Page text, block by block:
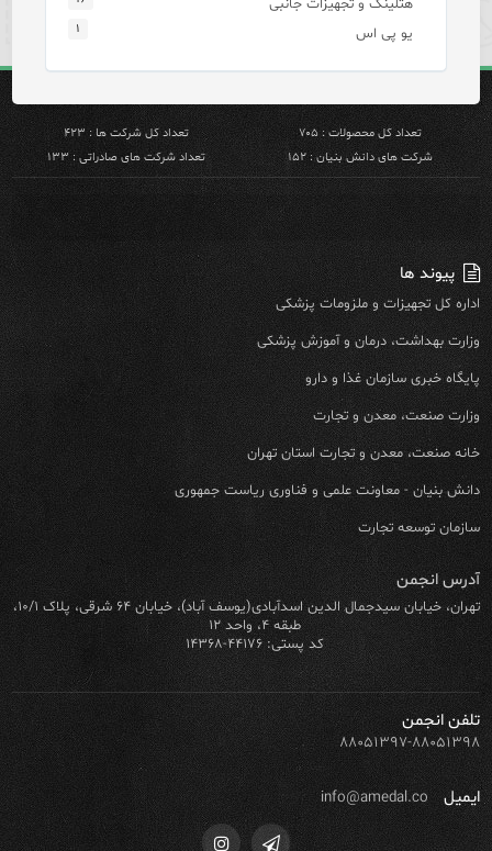
هتلینگ و تجهیزات جانبی
یو پی اس ۱
تعداد کل محصولات : ۷۰۵
تعداد کل شرکت ها : ۴۲۳
شرکت های دانش بنیان : ۱۵۲
تعداد شرکت های صادراتی : ۱۳۳
پیوند ها
اداره کل تجهیزات و ملزومات پزشکی
وزارت بهداشت، درمان و آموزش پزشکی
پایگاه خبری سازمان غذا و دارو
وزارت صنعت، معدن و تجارت
خانه صنعت، معدن و تجارت استان تهران
دانش بنیان - معاونت علمی و فناوری ریاست جمهوری
سازمان توسعه تجارت
آدرس انجمن
تهران، خیابان سیدجمال الدین اسدآبادی(یوسف آباد)، خیابان ۶۴ شرقی، پلاک ۱۰/۱،
طبقه ۴، واحد ۱۲
کد پستی: ۴۴۱۷۶-۱۴۳۶۸
تلفن انجمن
۸۸۰۵۱۳۹۷-۸۸۰۵۱۳۹۸
ایمیل info@amedal.co